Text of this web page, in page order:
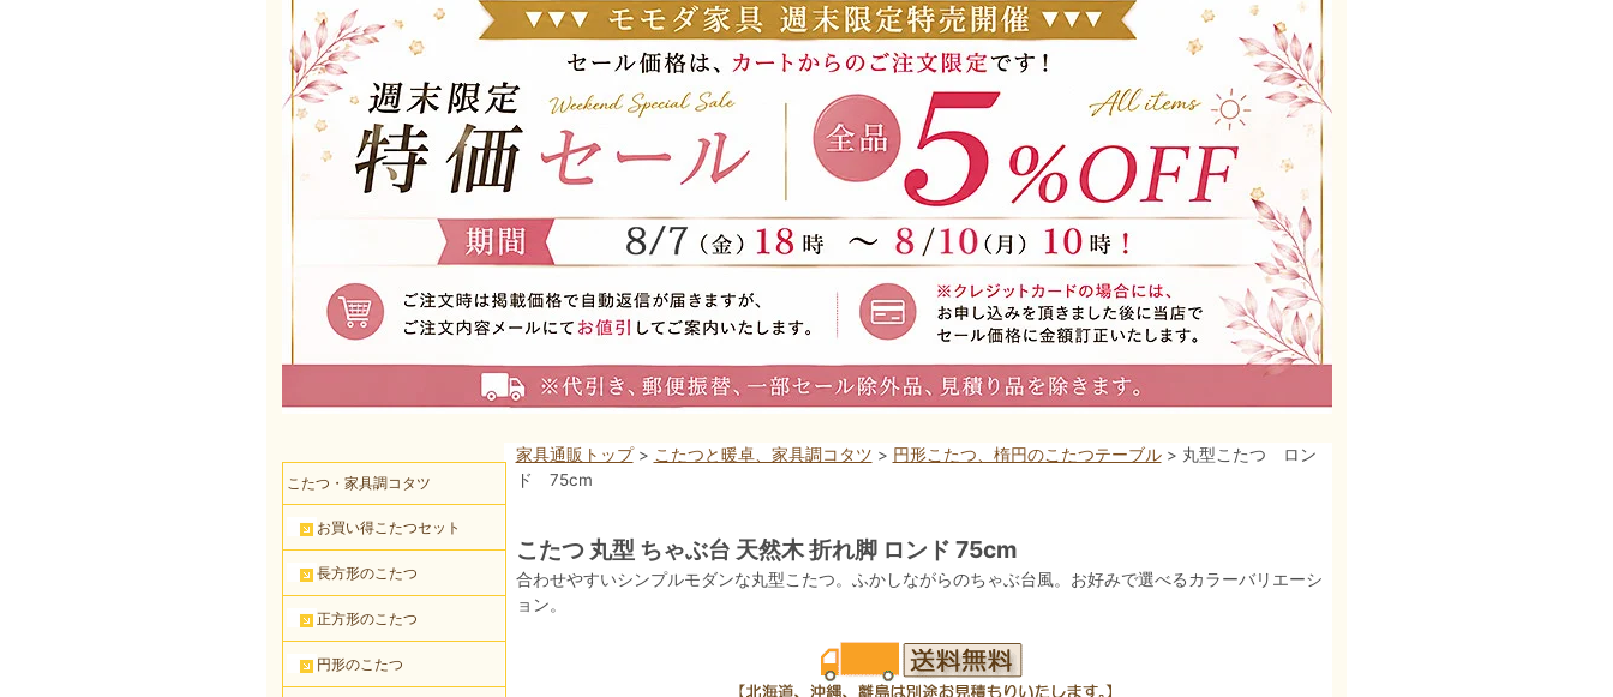
家具通販トップ> こたつと暖卓、家具調コタツ > 円形こたつ、楕円のこたつテーブル> 丸型こたつ ロン
ド 75cm
こたつ 丸型 ちゃぶ台 天然木 折れ脚 ロンド 75cm
合わせやすいシンプルモダンな丸型こたつ。ふかしながらのちゃぶ台風。お好みで選べるカラーバリエーシ
ョン。
こたつ・家具調コタツ
お買い得こたつセット
長方形のこたつ
正方形のこたつ
円形のこたつ